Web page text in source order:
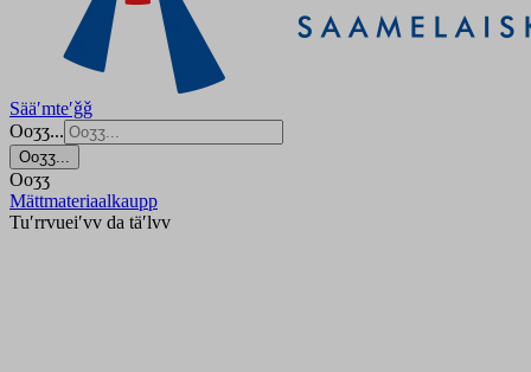
Sääʹmteʹǧǧ
Ooʒʒ...
Ooʒʒ...
Ooʒʒ
Mättmateriaalkaupp
Tuʹrrvueiʹvv da täʹlvv